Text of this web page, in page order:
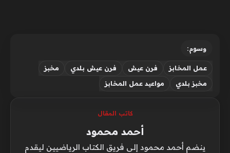
وسوم:
عمل المخابز فرن عيش فرن عيش بلدي
مخبز
مخبز بلدي
مواعيد عمل المخابز
كاتب المقال
أحمد محمود
ينضم أحمد محمود إلى فريق الكتاب الرياضيين ليقدم